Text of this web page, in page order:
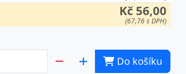
Kč 56,00
(67,76 s DPH)
Do košíku